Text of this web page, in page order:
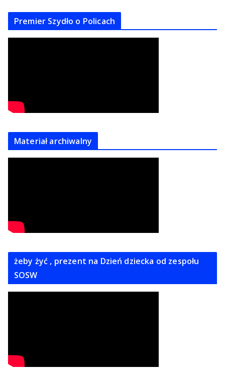
Premier Szydło o Policach
Materiał archiwalny
żeby żyć , prezent na Dzień dziecka od zespołu
SOSW